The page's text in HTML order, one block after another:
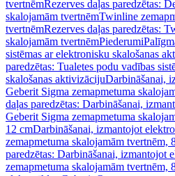
tvertnēmRezerves daļas paredzētas:
skalojamām tvertnēmTwinline
tvertnēmRezerves daļas paredzētas:
skalojamām tvertnēmPiederumi
sistēmas ar elektronisku skalošanas
paredzētas: Tualetes podu vadības
skalošanas aktivizācijuDarbināšanai,
Geberit Sigma zemapmetuma
daļas paredzētas: Darbināšanai,
Geberit Sigma zemapmetuma
12 cmDarbināšanai, izmantojot
zemapmetuma skalojamām tvertnēm,
paredzētas: Darbināšanai, izmantojot
zemapmetuma skalojamām tvertnēm,